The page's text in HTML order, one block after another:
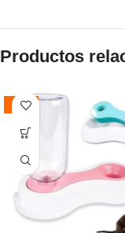
Productos
-41%